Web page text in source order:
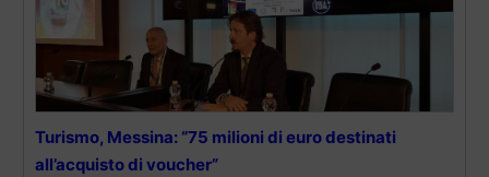
Turismo, Messina: “75 milioni di euro destinati
all’acquisto di voucher”